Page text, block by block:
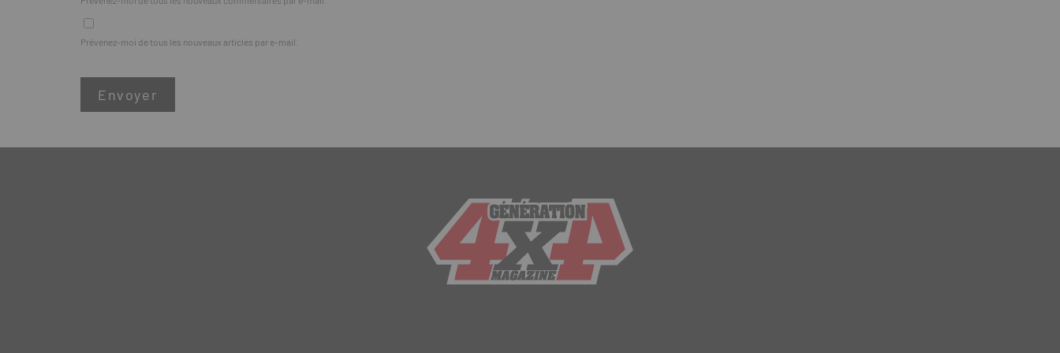
Prévenez-moi de tous les nouveaux articles par e-mail.